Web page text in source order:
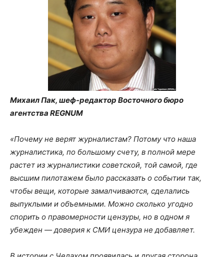
Михаил Пак, шеф-редактор Восточного бюро
агентства REGNUM
«Почему не верят журналистам? Потому что наша
журналистика, по большому счету, в полной мере
растет из журналистики советской, той самой, где
высшим пилотажем было рассказать о событии так,
чтобы вещи, которые замалчиваются, сделались
выпуклыми и объемными. Можно сколько угодно
спорить о правомерности цензуры, но в одном я
убежден — доверия к СМИ цензура не добавляет.